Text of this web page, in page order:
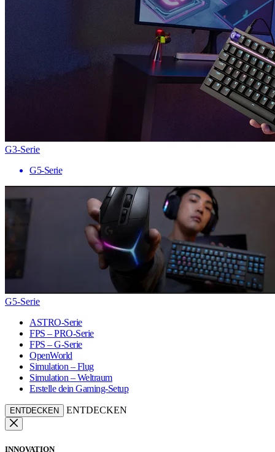
G3-Serie
G5-Serie
G5-Serie
ASTRO-Serie
FPS – PRO-Serie
FPS – G-Serie
OpenWorld
Simulation – Flug
Simulation – Weltraum
Erstelle dein Gaming-Setup
ENTDECKEN ENTDECKEN
INNOVATION